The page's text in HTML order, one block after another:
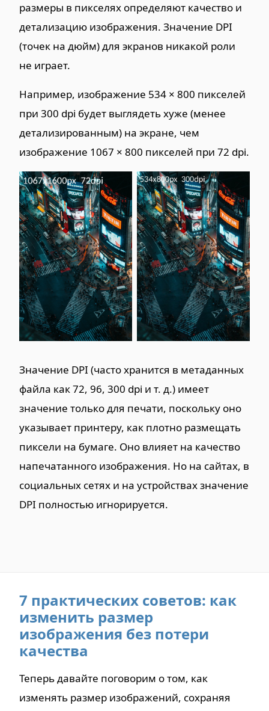
размеры в пикселях определяют качество и
детализацию изображения. Значение DPI
(точек на дюйм) для экранов никакой роли
не играет.
Например, изображение 534 × 800 пикселей
при 300 dpi будет выглядеть хуже (менее
детализированным) на экране, чем
изображение 1067 × 800 пикселей при 72 dpi.
Значение DPI (часто хранится в метаданных
файла как 72, 96, 300 dpi и т. д.) имеет
значение только для печати, поскольку оно
указывает принтеру, как плотно размещать
пиксели на бумаге. Оно влияет на качество
напечатанного изображения. Но на сайтах, в
социальных сетях и на устройствах значение
DPI полностью игнорируется.
7 практических советов: как
изменить размер
изображения без потери
качества
Теперь давайте поговорим о том, как
изменять размер изображений, сохраняя